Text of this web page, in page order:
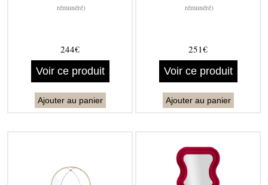
rémunéré)
244€
Voir ce produit
Ajouter au panier
rémunéré)
251€
Voir ce produit
Ajouter au panier